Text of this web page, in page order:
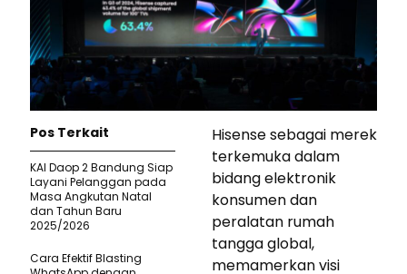
Hisense sebagai merek
terkemuka dalam
bidang elektronik
konsumen dan
peralatan rumah
tangga global,
memamerkan visi
Pos Terkait
KAI Daop 2 Bandung Siap
Layani Pelanggan pada
Masa Angkutan Natal
dan Tahun Baru
2025/2026
Cara Efektif Blasting